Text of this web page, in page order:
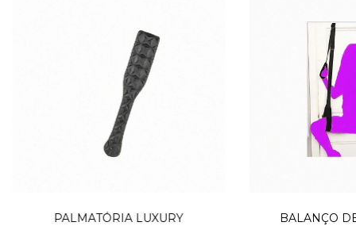
PALMATÓRIA LUXURY BALANÇO